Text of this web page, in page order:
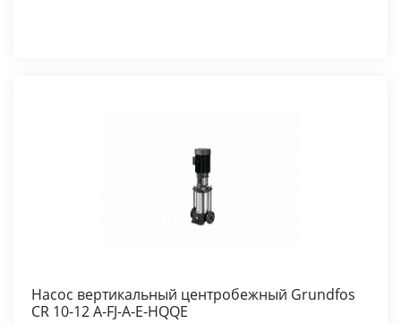
Насос вертикальный центробежный Grundfos
CR 10-12 A-FJ-A-E-HQQE